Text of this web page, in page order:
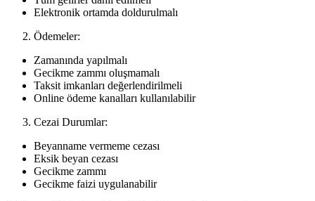
Elektronik ortamda doldurulmalı
Ödemeler:
Zamanında yapılmalı
Gecikme zammı oluşmamalı
Taksit imkanları değerlendirilmeli
Online ödeme kanalları kullanılabilir
Cezai Durumlar:
Beyanname vermeme cezası
Eksik beyan cezası
Gecikme zammı
Gecikme faizi uygulanabilir